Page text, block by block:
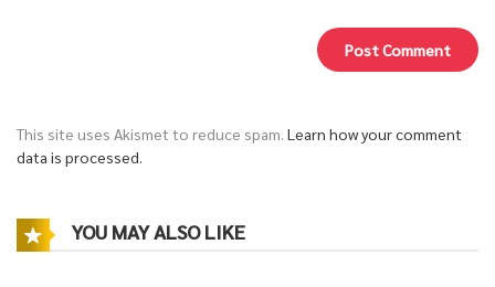
This site uses Akismet to reduce spam. Learn how your comment
data is processed.
YOU MAY ALSO LIKE